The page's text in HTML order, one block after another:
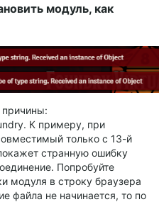
модуль, как
К примеру, при
только с 13-й
странную ошибку
Попробуйте
модуля в строку браузера
файла не начинается, то по